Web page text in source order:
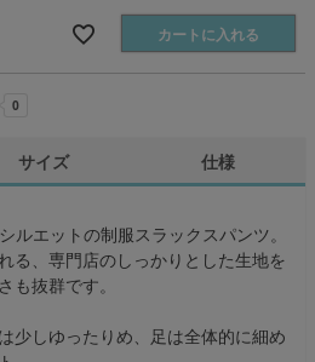
カートに入れる
サイズ 仕様
ルエットの制服スラックスパンツ。
る、専門店のしっかりとした生地を
も抜群です。
少しゆったりめ、足は全体的に細め